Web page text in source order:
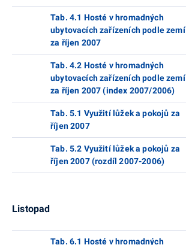
Tab. 4.1 Hosté v hromadných
ubytovacích zařízeních podle zemí
za říjen 2007
Tab. 4.2 Hosté v hromadných
ubytovacích zařízeních podle zemí
za říjen 2007 (index 2007/2006)
Tab. 5.1 Využití lůžek a pokojů za
říjen 2007
Tab. 5.2 Využití lůžek a pokojů za
říjen 2007 (rozdíl 2007-2006)
Listopad
Tab. 6.1 Hosté v hromadných